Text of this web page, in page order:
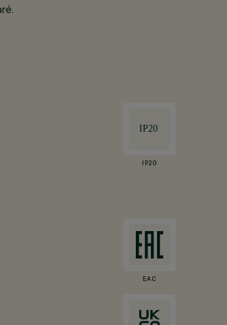
IP20
EAC